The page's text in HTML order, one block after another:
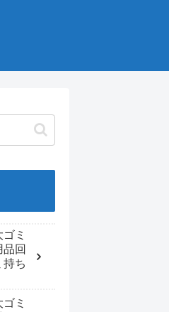
ミ
回
持ち
ミ